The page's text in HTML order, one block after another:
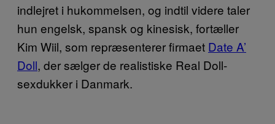
indlejret i hukommelsen, og indtil videre taler
hun engelsk, spansk og kinesisk, fortæller
Kim Wiil, som repræsenterer firmaet Date A’
Doll, der sælger de realistiske Real Doll-
sexdukker i Danmark.